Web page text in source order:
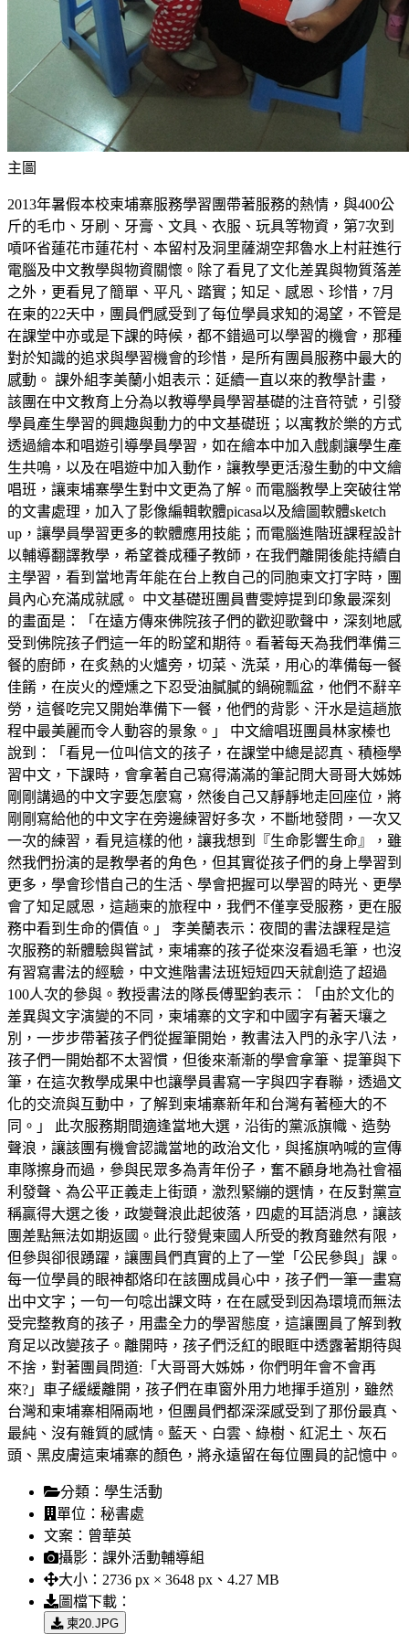
主圖
2013年暑假本校柬埔寨服務學習團帶著服務的熱情，與400公
斤的毛巾、牙刷、牙膏、文具、衣服、玩具等物資，第7次到
嗊吥省蓮花市蓮花村、本留村及洞里薩湖空邦魯水上村莊進行
電腦及中文教學與物資關懷。除了看見了文化差異與物質落差
之外，更看見了簡單、平凡、踏實；知足、感恩、珍惜，7月
在柬的22天中，團員們感受到了每位學員求知的渴望，不管是
在課堂中亦或是下課的時候，都不錯過可以學習的機會，那種
對於知識的追求與學習機會的珍惜，是所有團員服務中最大的
感動。 課外組李美蘭小姐表示：延續一直以來的教學計畫，
該團在中文教育上分為以教導學員學習基礎的注音符號，引發
學員產生學習的興趣與動力的中文基礎班；以寓教於樂的方式
透過繪本和唱遊引導學員學習，如在繪本中加入戲劇讓學生產
生共鳴，以及在唱遊中加入動作，讓教學更活潑生動的中文繪
唱班，讓柬埔寨學生對中文更為了解。而電腦教學上突破往常
的文書處理，加入了影像編輯軟體picasa以及繪圖軟體sketch
up，讓學員學習更多的軟體應用技能；而電腦進階班課程設計
以輔導翻譯教學，希望養成種子教師，在我們離開後能持續自
主學習，看到當地青年能在台上教自己的同胞柬文打字時，團
員內心充滿成就感。 中文基礎班團員曹雯婷提到印象最深刻
的畫面是：「在遠方傳來佛院孩子們的歡迎歌聲中，深刻地感
受到佛院孩子們這一年的盼望和期待。看著每天為我們準備三
餐的廚師，在炙熱的火爐旁，切菜、洗菜，用心的準備每一餐
佳餚，在炭火的煙燻之下忍受油膩膩的鍋碗瓢盆，他們不辭辛
勞，這餐吃完又開始準備下一餐，他們的背影、汗水是這趟旅
程中最美麗而令人動容的景象。」 中文繪唱班團員林家榛也
說到：「看見一位叫信文的孩子，在課堂中總是認真、積極學
習中文，下課時，會拿著自己寫得滿滿的筆記問大哥哥大姊姊
剛剛講過的中文字要怎麼寫，然後自己又靜靜地走回座位，將
剛剛寫給他的中文字在旁邊練習好多次，不斷地發問，一次又
一次的練習，看見這樣的他，讓我想到『生命影響生命』，雖
然我們扮演的是教學者的角色，但其實從孩子們的身上學習到
更多，學會珍惜自己的生活、學會把握可以學習的時光、更學
會了知足感恩，這趟柬的旅程中，我們不僅享受服務，更在服
務中看到生命的價值。」 李美蘭表示：夜間的書法課程是這
次服務的新體驗與嘗試，柬埔寨的孩子從來沒看過毛筆，也沒
有習寫書法的經驗，中文進階書法班短短四天就創造了超過
100人次的參與。教授書法的隊長傅聖鈞表示：「由於文化的
差異與文字演變的不同，柬埔寨的文字和中國字有著天壤之
別，一步步帶著孩子們從握筆開始，教書法入門的永字八法，
孩子們一開始都不太習慣，但後來漸漸的學會拿筆、提筆與下
筆，在這次教學成果中也讓學員書寫一字與四字春聯，透過文
化的交流與互動中，了解到柬埔寨新年和台灣有著極大的不
同。」 此次服務期間適逢當地大選，沿街的黨派旗幟、造勢
聲浪，讓該團有機會認識當地的政治文化，與搖旗吶喊的宣傳
車隊擦身而過，參與民眾多為青年份子，奮不顧身地為社會福
利發聲、為公平正義走上街頭，激烈緊繃的選情，在反對黨宣
稱贏得大選之後，政變聲浪此起彼落，四處的耳語消息，讓該
團差點無法如期返國。此行發覺柬國人所受的教育雖然有限，
但參與卻很踴躍，讓團員們真實的上了一堂「公民參與」課。
每一位學員的眼神都烙印在該團成員心中，孩子們一筆一畫寫
出中文字；一句一句唸出課文時，在在感受到因為環境而無法
受完整教育的孩子，用盡全力的學習態度，這讓團員了解到教
育足以改變孩子。離開時，孩子們泛紅的眼眶中透露著期待與
不捨，對著團員問道:「大哥哥大姊姊，你們明年會不會再
來?」車子緩緩離開，孩子們在車窗外用力地揮手道別，雖然
台灣和柬埔寨相隔兩地，但團員們都深深感受到了那份最真、
最純、沒有雜質的感情。藍天、白雲、綠樹、紅泥土、灰石
頭、黑皮膚這柬埔寨的顏色，將永遠留在每位團員的記憶中。
分類： 學生活動
單位： 秘書處
文案： 曾華英
攝影： 課外活動輔導組
大小： 2736 px × 3648 px、4.27 MB
圖檔下載：
柬20.JPG